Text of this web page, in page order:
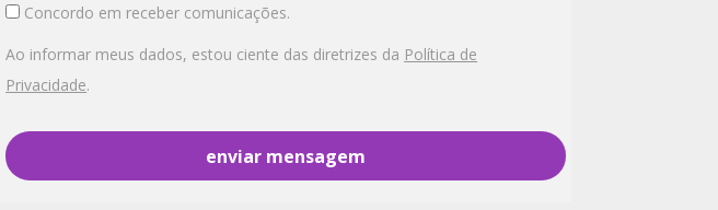
Concordo em receber comunicações.
Ao informar meus dados, estou ciente das diretrizes da Política de
Privacidade.
enviar mensagem